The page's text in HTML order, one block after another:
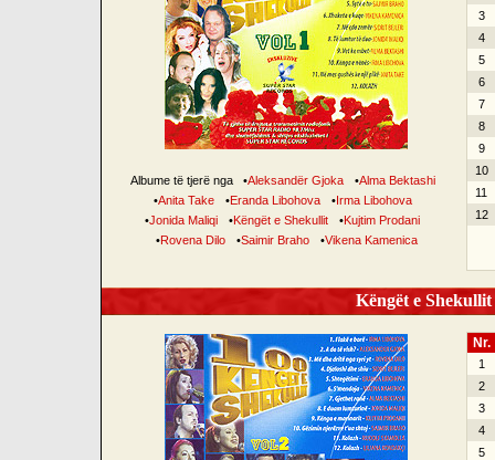
Albume të tjerë nga •Aleksandër Gjoka •Alma Bektashi
•Anita Take •Eranda Libohova •Irma Libohova
•Jonida Maliqi •Këngët e Shekullit •Kujtim Prodani
•Rovena Dilo •Saimir Braho •Vikena Kamenica
3
4
5
6
7
8
9
10
11
12
Këngët e
Nr.
1
2
3
4
5